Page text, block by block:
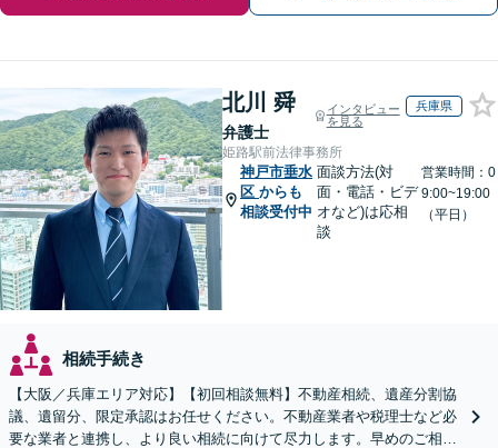
北川 舜
弁護士
インタビュー
を見る
兵庫県
姫路駅前法律事務所
神戸市垂水
区 からも
相談受付中
面談方法(対
面・電話・ビデ
オなど)は応相
談
営業時間：0
9:00~19:00
（平日）
相続手続き
【大阪／兵庫エリア対応】【初回相談無料】不動産相続、遺産分割協
議、遺留分、限定承認はお任せください。不動産業者や税理士など必
要な業者と連携し、より良い相続に向けて尽力します。早めのご相談